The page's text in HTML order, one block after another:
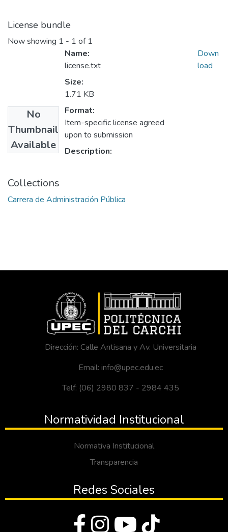
License bundle
Now showing 1 - 1 of 1
No
Thumbnail
Available
Name:
license.txt
Size:
1.71 KB
Format:
Item-specific license agreed
upon to submission
Description:
Down
load
Collections
Carrera de Administración Pública
Dirección: Calle Antisana y Av. Universitaria
Email: info@upec.edu.ec
Telf: (06) 2980 837 - 2984 435
Normatividad Institucional
Normativa Institucional
Transparencia
Redes Sociales